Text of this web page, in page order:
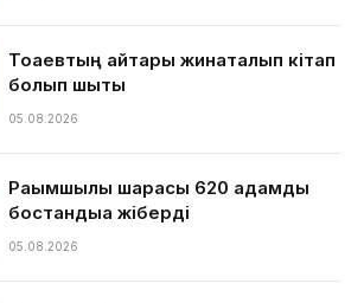
Тоқаевтың айтқары жинақталып кітап
болып шықты
05.08.2026
Рақымшылық шарасы 620 адамды
бостандыққа жіберді
05.08.2026